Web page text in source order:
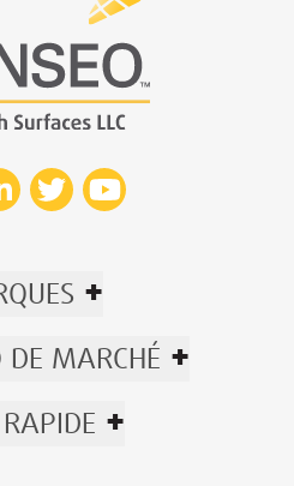
+
DE MARCHÉ +
+